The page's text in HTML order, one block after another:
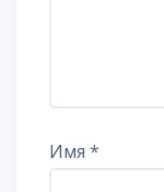
Имя *